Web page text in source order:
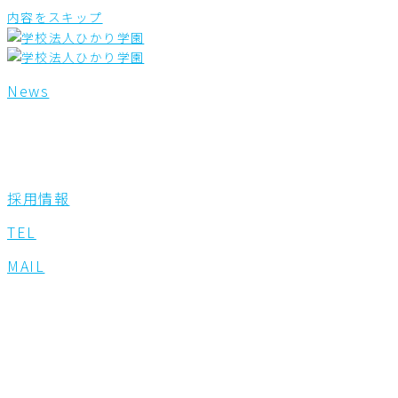
内容をスキップ
News
採用情報
TEL
MAIL